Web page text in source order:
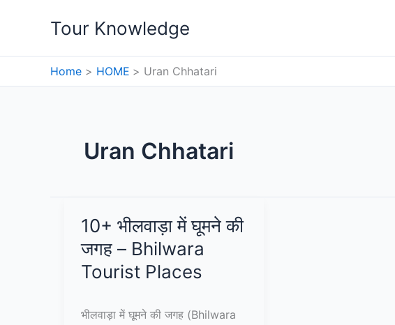
Tour Knowledge
Home HOME Uran Chhatari
Uran Chhatari
10+ भीलवाड़ा में घूमने की
जगह – Bhilwara
Tourist Places
भीलवाड़ा में घूमने की जगह (Bhilwara